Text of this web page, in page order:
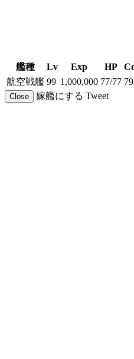
艦種 Lv Exp HP
航空戦艦 99 1,000,000 77/77 79
Close 嫁艦にする Tweet